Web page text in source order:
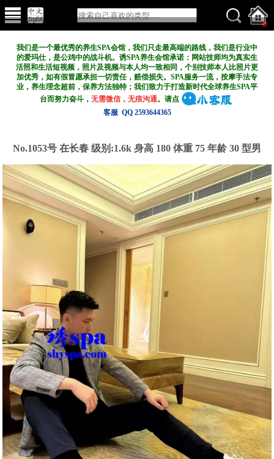
我们是一个最优秀的养生SPA会馆，我们只走最高端的路线，我们是行业中
的爱玛仕，是公鸡中的战斗机。诱SPA养生会馆承诺：网站技师均为真实生
活照和生活短视频，照片及视频与本人均一致相同，个别技师本人比照片更
加优秀，如有假冒愿承担一切责任，赔偿损失。SPA服务一流，按摩手法专
业，养生理念超前，保养方法独特；我们致力于打造新时代全球养生SPA平
台而努力奋斗，无需微信，无痕沟通。请点
客服 QQ 2593644365
No.1053号 在长春 级别:1.6k 身高 180 体重 75 年龄 30 型男